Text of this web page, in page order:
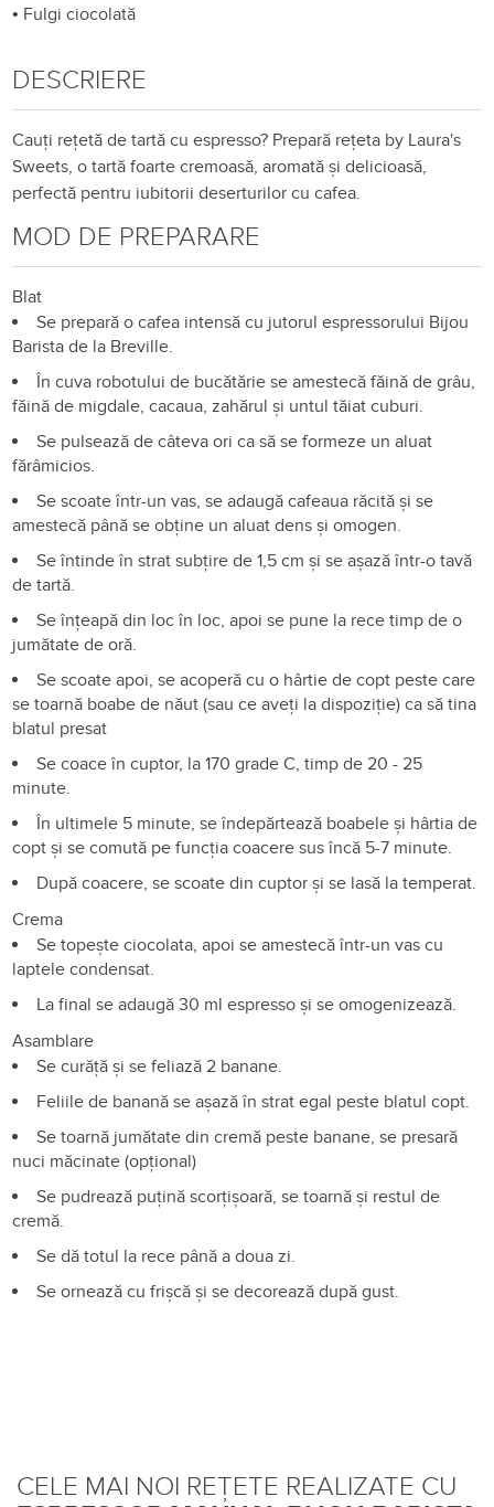
• Fulgi ciocolată
DESCRIERE
Cauți rețetă de tartă cu espresso? Prepară rețeta by Laura's
Sweets, o tartă foarte cremoasă, aromată și delicioasă,
perfectă pentru iubitorii deserturilor cu cafea.
MOD DE PREPARARE
Blat
Se prepară o cafea intensă cu jutorul espressorului Bijou
Barista de la Breville.
În cuva robotului de bucătărie se amestecă făină de grâu,
făină de migdale, cacaua, zahărul și untul tăiat cuburi.
Se pulsează de câteva ori ca să se formeze un aluat
fărâmicios.
Se scoate într-un vas, se adaugă cafeaua răcită și se
amestecă până se obține un aluat dens și omogen.
Se întinde în strat subțire de 1,5 cm și se așază într-o tavă
de tartă.
Se înțeapă din loc în loc, apoi se pune la rece timp de o
jumătate de oră.
Se scoate apoi, se acoperă cu o hârtie de copt peste care
se toarnă boabe de năut (sau ce aveți la dispoziție) ca să tina
blatul presat
Se coace în cuptor, la 170 grade C, timp de 20 - 25
minute.
În ultimele 5 minute, se îndepărtează boabele și hârtia de
copt și se comută pe funcția coacere sus încă 5-7 minute.
După coacere, se scoate din cuptor și se lasă la temperat.
Crema
Se topește ciocolata, apoi se amestecă într-un vas cu
laptele condensat.
La final se adaugă 30 ml espresso și se omogenizează.
Asamblare
Se curăță și se feliază 2 banane.
Feliile de banană se așază în strat egal peste blatul copt.
Se toarnă jumătate din cremă peste banane, se presară
nuci măcinate (opțional)
Se pudrează puțină scorțișoară, se toarnă și restul de
cremă.
Se dă totul la rece până a doua zi.
Se ornează cu frișcă și se decorează după gust.
CELE MAI NOI REȚETE REALIZATE CU